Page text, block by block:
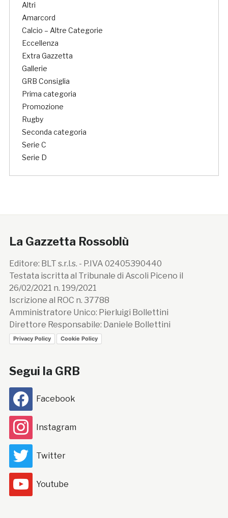
Altri
Amarcord
Calcio – Altre Categorie
Eccellenza
Extra Gazzetta
Gallerie
GRB Consiglia
Prima categoria
Promozione
Rugby
Seconda categoria
Serie C
Serie D
La Gazzetta Rossoblù
Editore: BLT s.r.l.s. - P.IVA 02405390440
Testata iscritta al Tribunale di Ascoli Piceno il
26/02/2021 n. 199/2021
Iscrizione al ROC n. 37788
Amministratore Unico: Pierluigi Bollettini
Direttore Responsabile: Daniele Bollettini
Privacy Policy Cookie Policy
Segui la GRB
Facebook
Instagram
Twitter
Youtube